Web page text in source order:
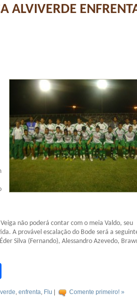
ALVIVERDE
não poderá contar com o meia Valdo, seu
A provável escalação do Bode será a
Silva (Fernando), Alessandro Azevedo,
, enfrenta, Flu Comente primeiro! »